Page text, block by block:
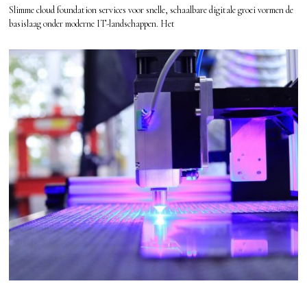
Slimme cloud foundation services voor snelle, schaalbare digitale groei vormen de
basislaag onder moderne IT-landschappen. Het